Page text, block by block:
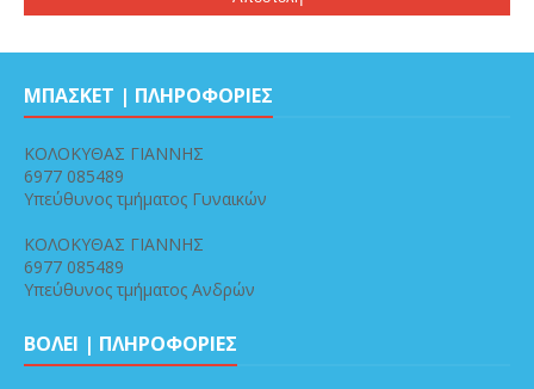
ΜΠΑΣΚΕΤ | ΠΛΗΡΟΦΟΡΙΕΣ
ΚΟΛΟΚΥΘΑΣ ΓΙΑΝΝΗΣ
6977 085489
Υπεύθυνος τμήματος Γυναικών
ΚΟΛΟΚΥΘΑΣ ΓΙΑΝΝΗΣ
6977 085489
Υπεύθυνος τμήματος Ανδρών
ΒΟΛΕΙ | ΠΛΗΡΟΦΟΡΙΕΣ